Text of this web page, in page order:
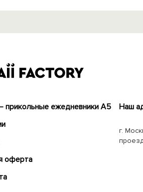
прикольные ежедневники А5
оферта
Наш
г.